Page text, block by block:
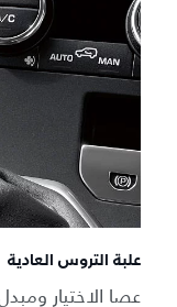
علبة التروس العادية
عصا الاختيار